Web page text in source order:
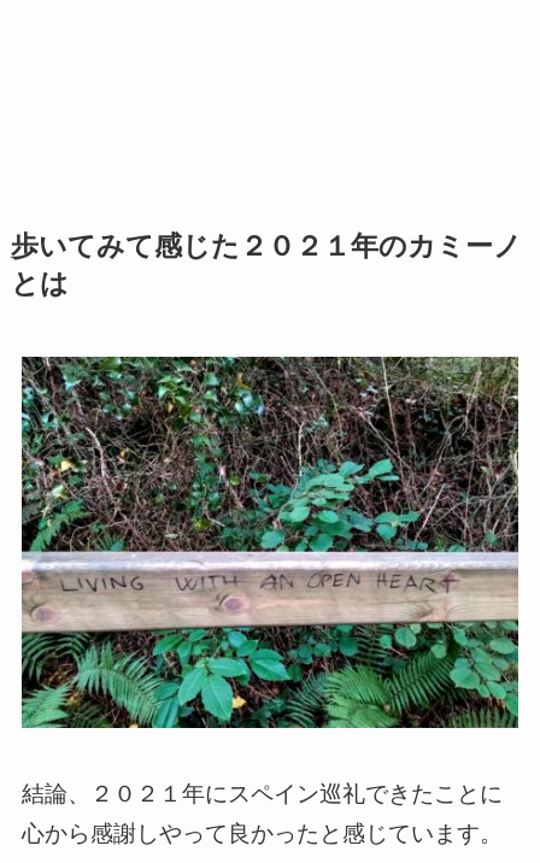
歩いてみて感じた２０２１年のカミーノ
とは
結論、２０２１年にスペイン巡礼できたことに
心から感謝しやって良かったと感じています。